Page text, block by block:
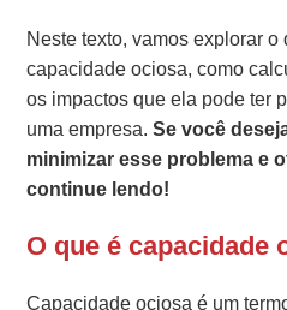
Neste texto, vamos explorar
capacidade ociosa, como
os impactos que ela pode ter
uma empresa.Se você
minimizar esse problema e
continue lendo!
O que é capacidade
Capacidade ociosa é um